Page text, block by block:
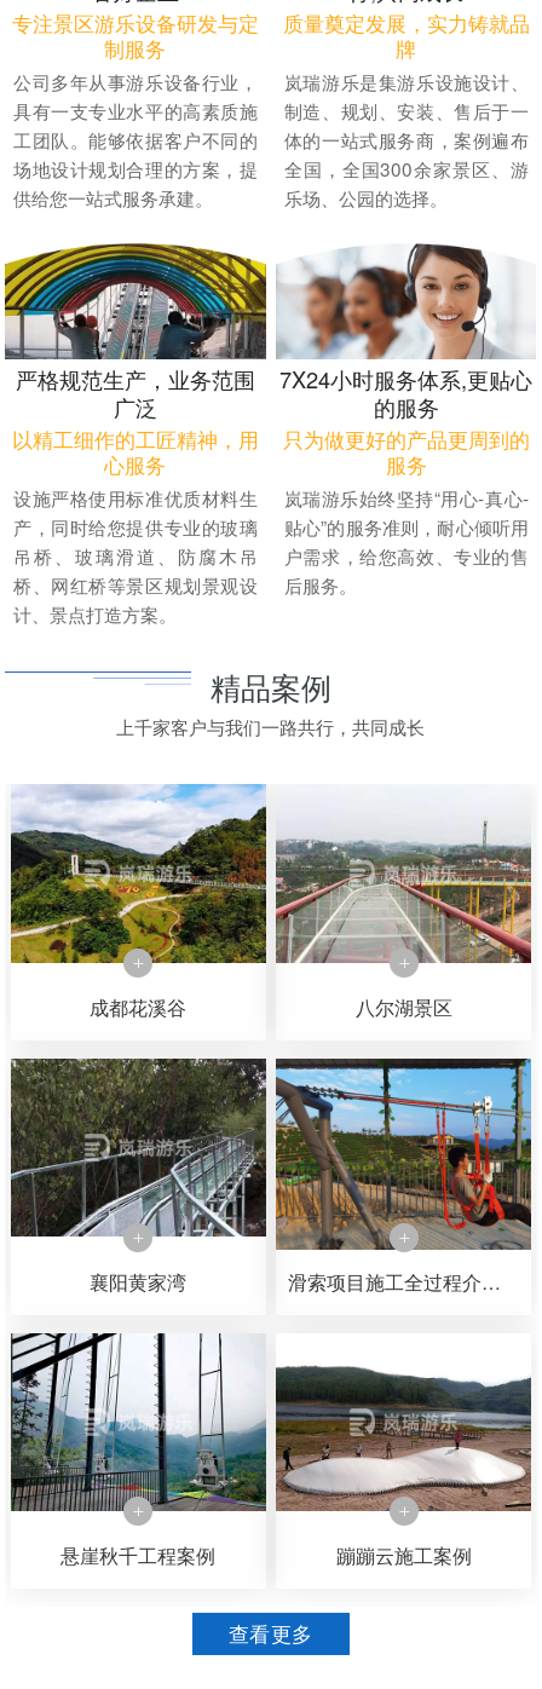
专注景区游乐设备研发与定
制服务
公司多年从事游乐设备行业，
具有一支专业水平的高素质施
工团队。能够依据客户不同的
场地设计规划合理的方案，提
供给您一站式服务承建。
质量奠定发展，实力铸就品
牌
岚瑞游乐是集游乐设施设计、
制造、规划、安装、售后于一
体的一站式服务商，案例遍布
全国，全国300余家景区、游
乐场、公园的选择。
严格规范生产，业务范围
广泛
以精工细作的工匠精神，用
心服务
设施严格使用标准优质材料生
产，同时给您提供专业的玻璃
吊桥、玻璃滑道、防腐木吊
桥、网红桥等景区规划景观设
计、景点打造方案。
7X24小时服务体系,更贴心
的服务
只为做更好的产品更周到的
服务
岚瑞游乐始终坚持“用心-真心-
贴心”的服务准则，耐心倾听用
户需求，给您高效、专业的售
后服务。
精品案例
上千家客户与我们一路共行，共同成长
成都花溪谷 八尔湖景区
襄阳黄家湾 滑索项目施工全过程介绍，可以了解一下滑索是如何一步一步施工完成的
悬崖秋千工程案例 蹦蹦云施工案例
查看更多